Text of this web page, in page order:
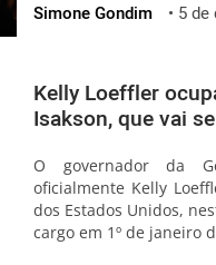
ქართული
vietnamese
Simone Gondim • 5 de
Kelly Loeffler
Isakson, que vai
O governador da
oficialmente Kelly
dos Estados Unidos,
cargo em 1º de janeiro